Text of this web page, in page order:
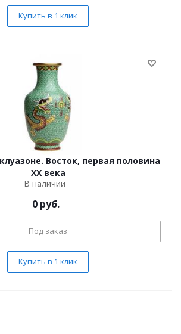
Купить в 1 клик
Восток, первая половина
ХХ века
В наличии
0 руб.
Под заказ
Купить в 1 клик